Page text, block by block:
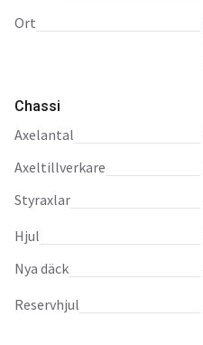
Ort
Chassi
axelantal
axeltillverkare
styraxlar
hjul
nya däck
reservhjul